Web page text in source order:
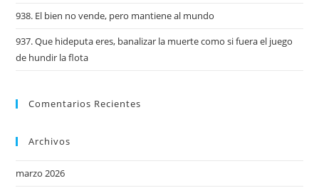
938. El bien no vende, pero mantiene al mundo
937. Que hideputa eres, banalizar la muerte como si fuera el juego
de hundir la flota
Comentarios Recientes
Archivos
marzo 2026